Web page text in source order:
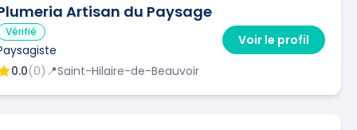
Artisan du Paysage
Vérifié
0.0(0) 📍Saint-Hilaire-de-Beauvoir
Voir le profil